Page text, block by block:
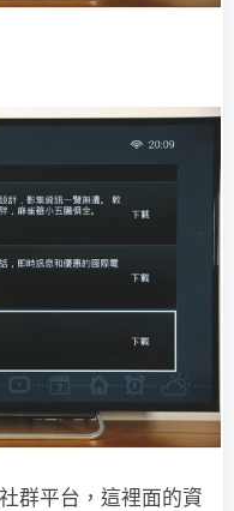
群平台，這裡面的資